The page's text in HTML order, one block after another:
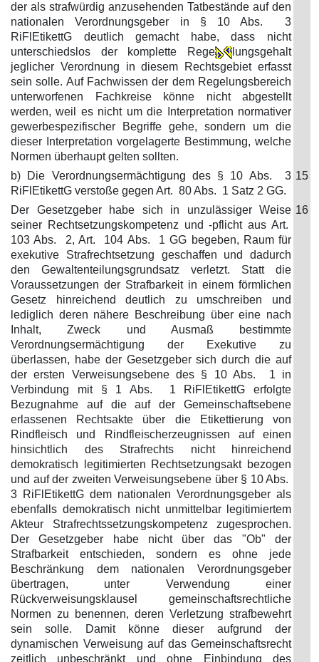
der als strafwürdig anzusehenden Tatbestände auf den
nationalen Verordnungsgeber in § 10 Abs. 3
RiFlEtikettG deutlich gemacht habe, dass nicht
unterschiedslos der komplette Rege
lungsgehalt
jeglicher Verordnung in diesem Rechtsgebiet erfasst
sein solle. Auf Fachwissen der dem Regelungsbereich
unterworfenen Fachkreise könne nicht abgestellt
werden, weil es nicht um die Interpretation normativer
gewerbespezifischer Begriffe gehe, sondern um die
dieser Interpretation vorgelagerte Bestimmung, welche
Normen überhaupt gelten sollten.
b) Die Verordnungsermächtigung des § 10 Abs. 3
RiFlEtikettG verstoße gegen Art. 80 Abs. 1 Satz 2 GG.
15
Der Gesetzgeber habe sich in unzulässiger Weise
seiner Rechtsetzungskompetenz und -pflicht aus Art.
103 Abs. 2, Art. 104 Abs. 1 GG begeben, Raum für
exekutive Strafrechtsetzung geschaffen und dadurch
den Gewaltenteilungsgrundsatz verletzt. Statt die
Voraussetzungen der Strafbarkeit in einem förmlichen
Gesetz hinreichend deutlich zu umschreiben und
lediglich deren nähere Beschreibung über eine nach
Inhalt, Zweck und Ausmaß bestimmte
Verordnungsermächtigung der Exekutive zu
überlassen, habe der Gesetzgeber sich durch die auf
der ersten Verweisungsebene des § 10 Abs. 1 in
Verbindung mit § 1 Abs. 1 RiFlEtikettG erfolgte
Bezugnahme auf die auf der Gemeinschaftsebene
erlassenen Rechtsakte über die Etikettierung von
Rindfleisch und Rindfleischerzeugnissen auf einen
hinsichtlich des Strafrechts nicht hinreichend
demokratisch legitimierten Rechtsetzungsakt bezogen
und auf der zweiten Verweisungsebene über § 10 Abs.
3 RiFlEtikettG dem nationalen Verordnungsgeber als
ebenfalls demokratisch nicht unmittelbar legitimiertem
Akteur Strafrechtssetzungskompetenz zugesprochen.
Der Gesetzgeber habe nicht über das "Ob" der
Strafbarkeit entschieden, sondern es ohne jede
Beschränkung dem nationalen Verordnungsgeber
übertragen, unter Verwendung einer
Rückverweisungsklausel gemeinschaftsrechtliche
Normen zu benennen, deren Verletzung strafbewehrt
sein solle. Damit könne dieser aufgrund der
dynamischen Verweisung auf das Gemeinschaftsrecht
zeitlich unbeschränkt und ohne Einbindung des
16